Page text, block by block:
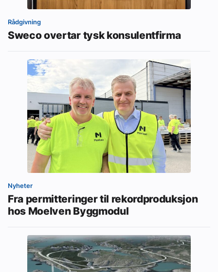
Rådgivning
Sweco overtar tysk konsulentfirma
Nyheter
Fra permitteringer til rekordproduksjon
hos Moelven Byggmodul